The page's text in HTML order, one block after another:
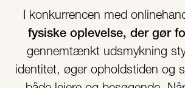
I konkurrencen med
fysiske oplevelse, der gør
gennemtænkt udsmykning
identitet, øger opholdstiden og